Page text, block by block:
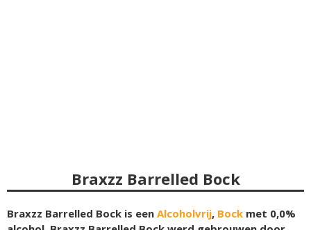
Braxzz Barrelled Bock
Braxzz Barrelled Bock is een Alcoholvrij, Bock met 0,0%